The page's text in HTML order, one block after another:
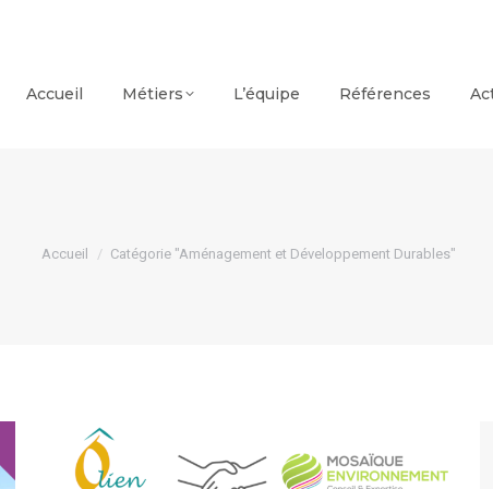
Accueil Métiers L’équipe Références
Vous êtes ici :
Accueil Catégorie "Aménagement et Développement Durables"